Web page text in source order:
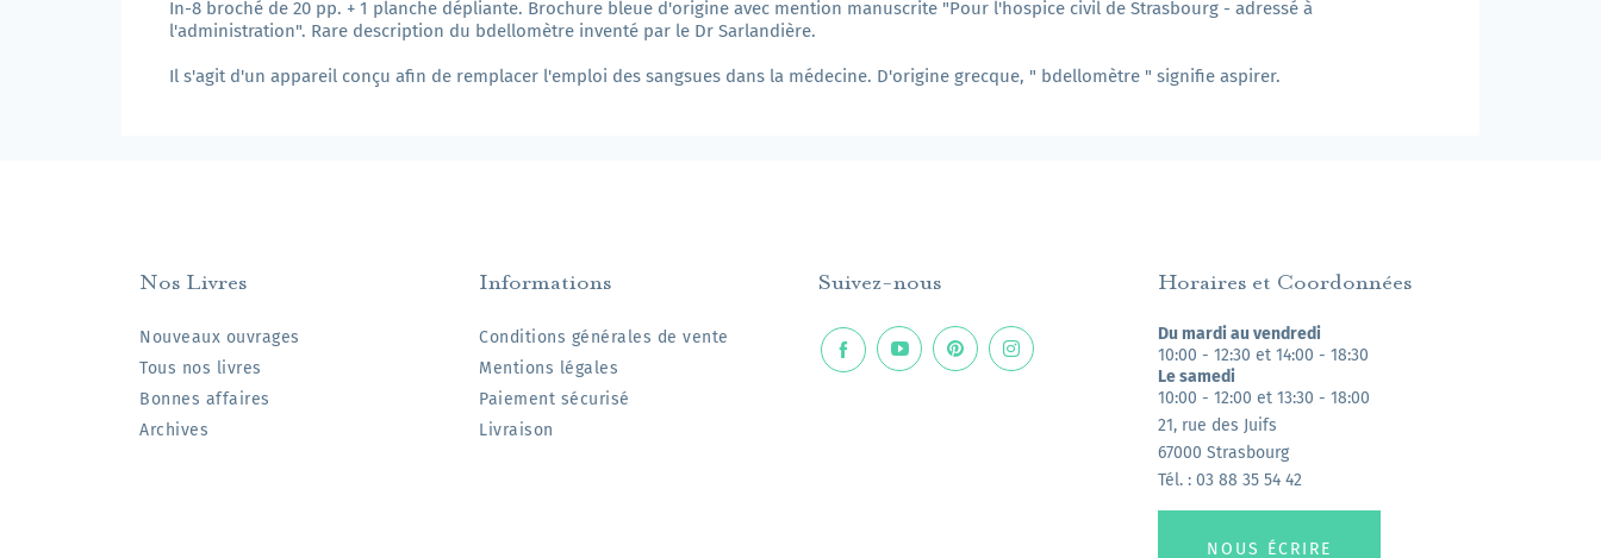
In-8 broché de 20 pp. + 1 planche dépliante. Brochure bleue d'origine avec mention manuscrite "Pour l'hospice civil de Strasbourg - adressé à
l'administration". Rare description du bdellomètre inventé par le Dr Sarlandière.
Il s'agit d'un appareil conçu afin de remplacer l'emploi des sangsues dans la médecine. D'origine grecque, " bdellomètre " signifie aspirer.
Nos Livres
Nouveaux ouvrages
Tous nos livres
Bonnes affaires
Archives
Informations
Conditions générales de vente
Mentions légales
Paiement sécurisé
Livraison
Suivez-nous Horaires et Coordonnées
Du mardi au vendredi
10:00 - 12:30 et 14:00 - 18:30
Le samedi
10:00 - 12:00 et 13:30 - 18:00
21, rue des Juifs
67000 Strasbourg
Tél. : 03 88 35 54 42
NOUS ÉCRIRE